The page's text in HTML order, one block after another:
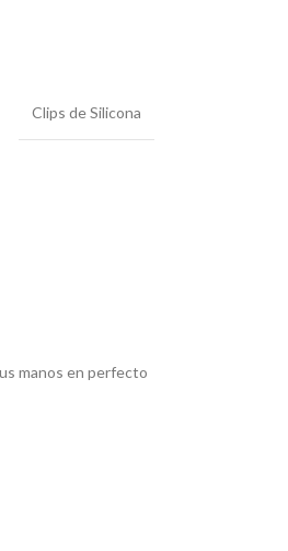
Clips de Silicona
manos en perfecto